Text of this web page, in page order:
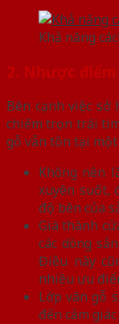
Khả năng
2. Nhược điểm
Bên cạnh việc
chiếm trọn trái
gỗ vẫn tồn tại
Không nên
xuyên suốt,
độ bên của
Giá thành
các dòng
Điều này
nhiều ưu
Lớp vân gỗ
đến cảm